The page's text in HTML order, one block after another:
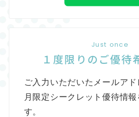
Just once
１度限りのご優待
ご入力いただいたメールア
月限定シークレット優待情報
す。